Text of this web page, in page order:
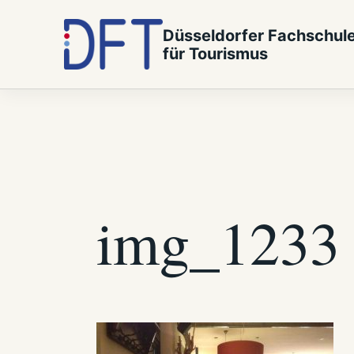
Düsseldorfer
für Tourismus
img_1233